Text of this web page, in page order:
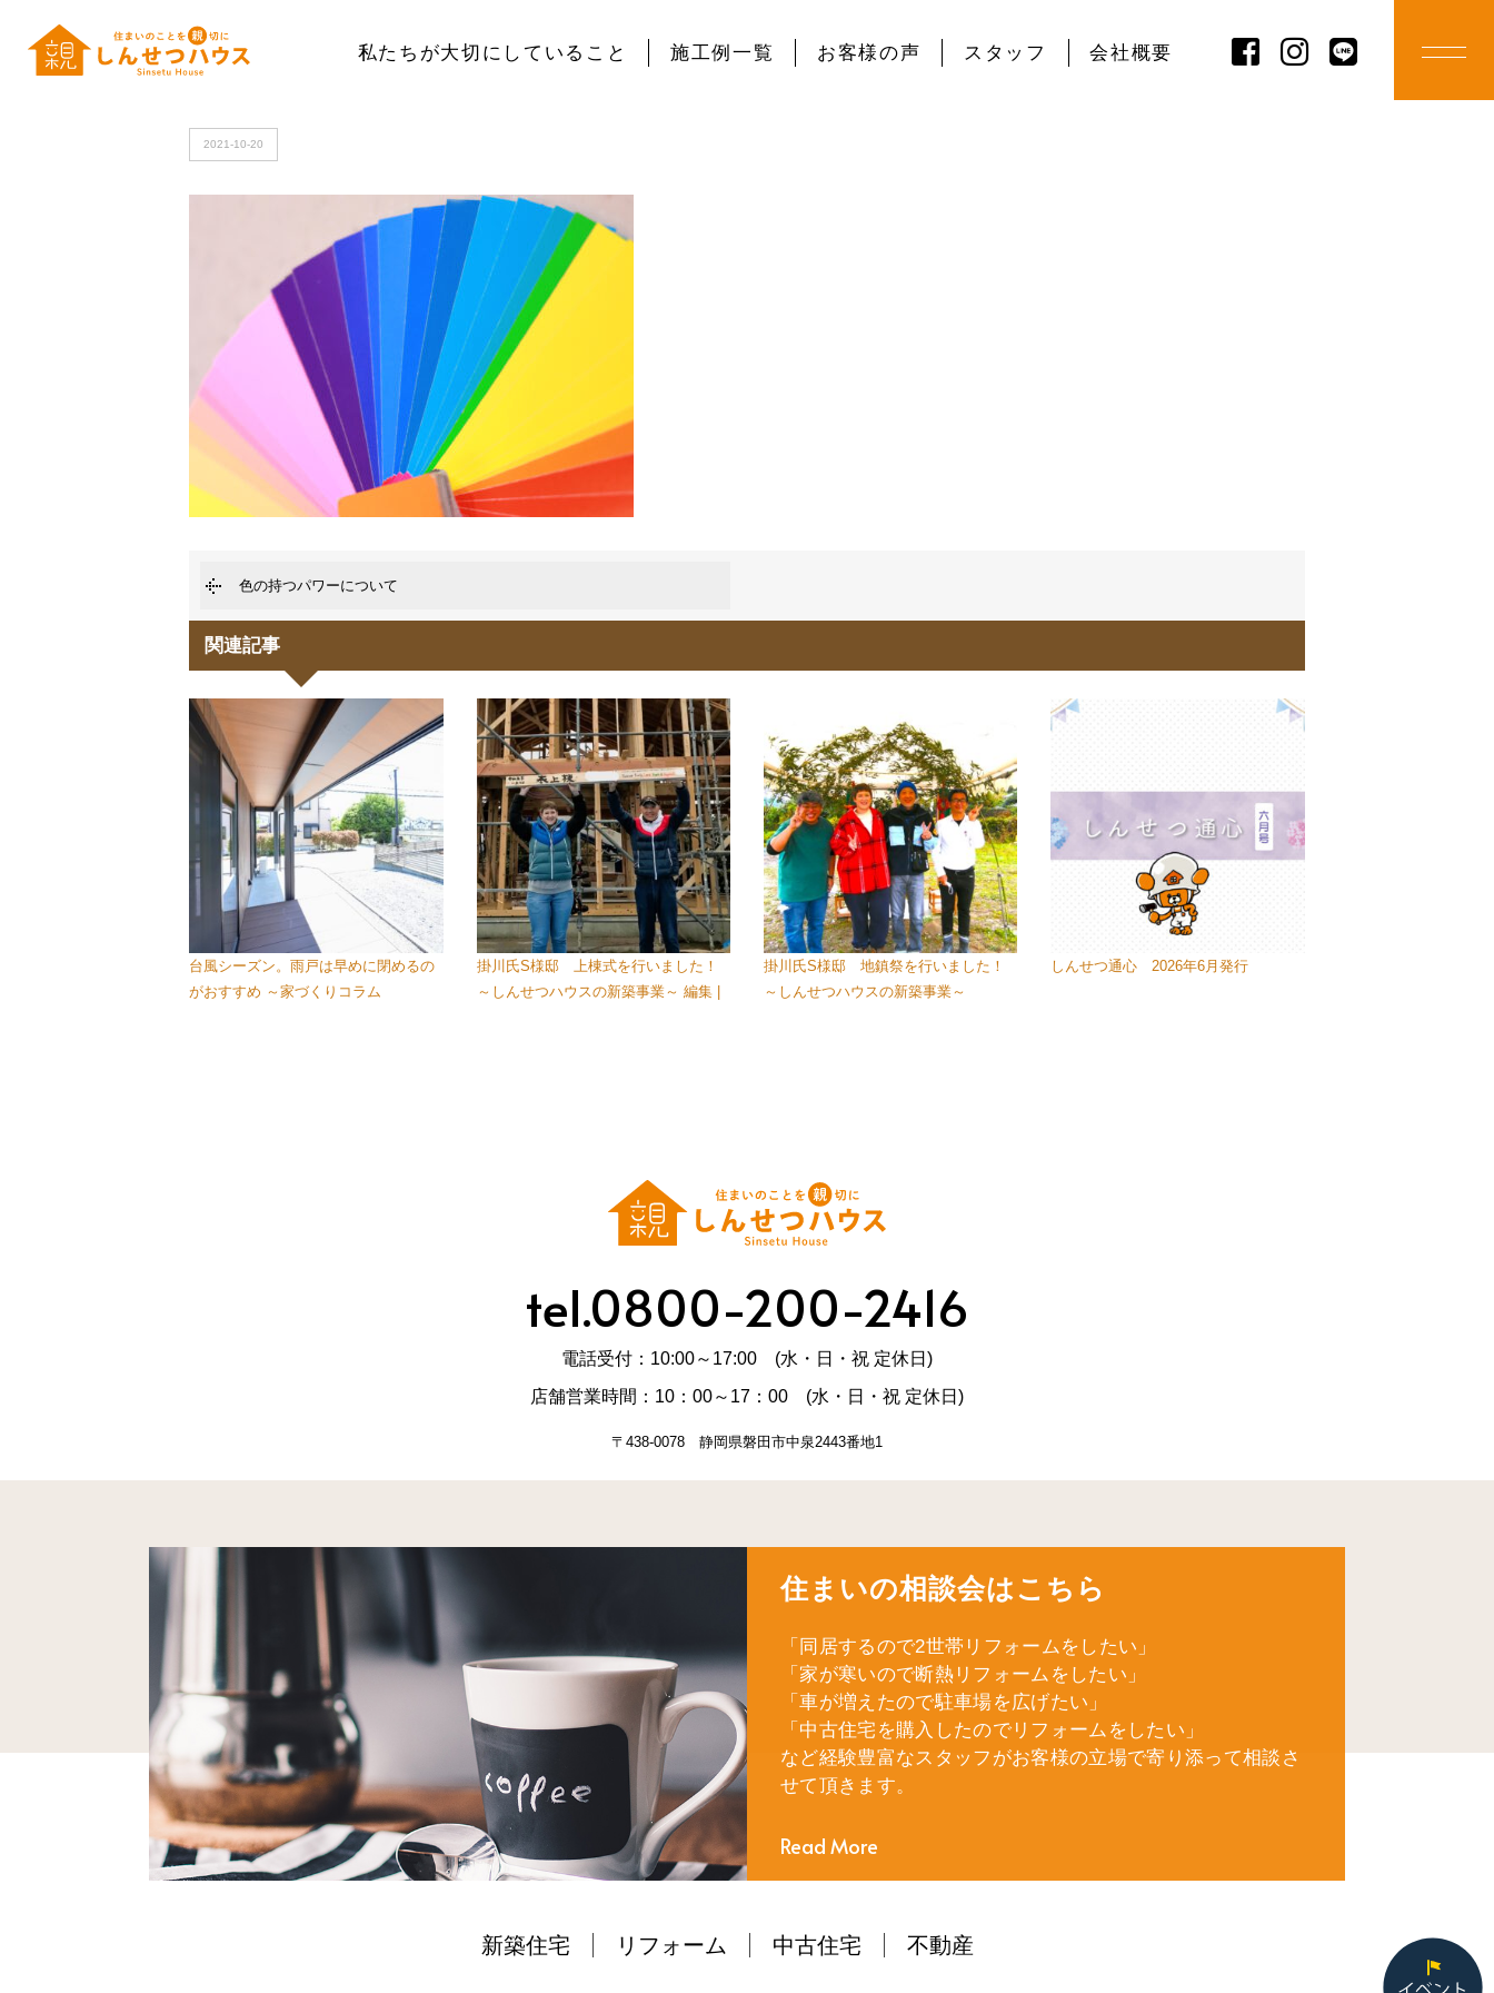
私たちが大切にしていること 施工例一覧 お客様の声 スタッフ 会社概要
HOME >色１
2021-10-20
色の持つパワーについて
関連記事
台風シーズン。雨戸は早めに閉めるの
がおすすめ ～家づくりコラム
掛川氏S様邸 上棟式を行いました！
～しんせつハウスの新築事業～ 編集 |
掛川氏S様邸 地鎮祭を行いました！
～しんせつハウスの新築事業～
しんせつ通心 2026年6月発行
tel.0800-200-2416
電話受付：10:00～17:00 (水・日・祝 定休日)
店舗営業時間：10：00～17：00 (水・日・祝 定休日)
〒438-0078 静岡県磐田市中泉2443番地1
住まいの相談会はこちら
「同居するので2世帯リフォームをしたい」
「家が寒いので断熱リフォームをしたい」
「車が増えたので駐車場を広げたい」
「中古住宅を購入したのでリフォームをしたい」
など経験豊富なスタッフがお客様の立場で寄り添って相談さ
せて頂きます。
Read More
新築住宅 リフォーム 中古住宅 不動産